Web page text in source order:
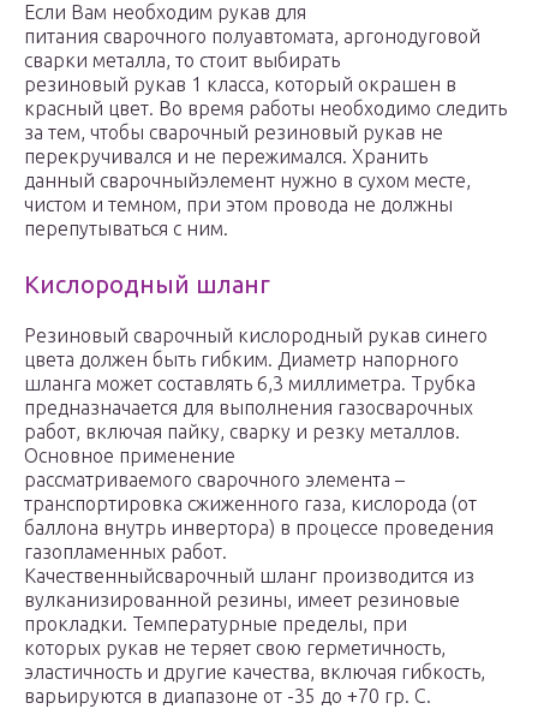
Если Вам необходим рукав для
питания сварочного полуавтомата, аргонодуговой
сварки металла, то стоит выбирать
резиновый рукав 1 класса, который окрашен в
красный цвет. Во время работы необходимо следить
за тем, чтобы сварочный резиновый рукав не
перекручивался и не пережимался. Хранить
данный сварочныйэлемент нужно в сухом месте,
чистом и темном, при этом провода не должны
перепутываться с ним.
Кислородный шланг
Резиновый сварочный кислородный рукав синего
цвета должен быть гибким. Диаметр напорного
шланга может составлять 6,3 миллиметра. Трубка
предназначается для выполнения газосварочных
работ, включая пайку, сварку и резку металлов.
Основное применение
рассматриваемого сварочного элемента –
транспортировка сжиженного газа, кислорода (от
баллона внутрь инвертора) в процессе проведения
газопламенных работ.
Качественныйсварочный шланг производится из
вулканизированной резины, имеет резиновые
прокладки. Температурные пределы, при
которых рукав не теряет свою герметичность,
эластичность и другие качества, включая гибкость,
варьируются в диапазоне от -35 до +70 гр. С.